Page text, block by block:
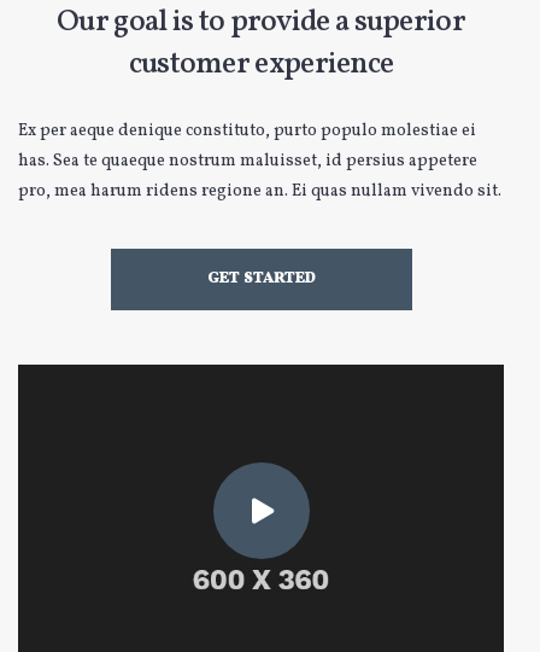
Our goal is to provide a superior
customer experience
Ex per aeque denique constituto, purto populo molestiae ei
has. Sea te quaeque nostrum maluisset, id persius appetere
pro, mea harum ridens regione an. Ei quas nullam vivendo sit.
GET STARTED